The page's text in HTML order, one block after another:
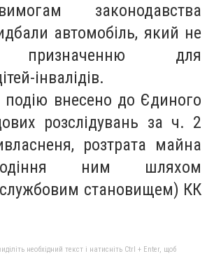
законодавства
автомобіль, який не
призначенню для
інвалідів.
подію внесено до Єдиного
розслідувань за ч. 2
розтрата майна
ним шляхом
становищем) КК
необхідний текст і натисніть Ctrl + Enter, щоб